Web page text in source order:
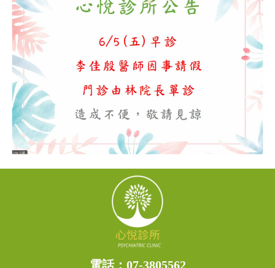
電話： 07-3805562